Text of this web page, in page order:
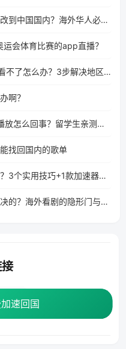
在美国用百合网怎么把定位修改到中国国内？海外华人必备的回国加速指南
会体育比赛的app直播？
海外党必看：CCTV视频海外看不了怎么办？3步解决地区限制+追剧自由
啊？
在国外QQ音乐因为版权无法播放怎么回事？留学生亲测有效的解决办法
找回国内的歌单
在国外用上游新闻很卡怎么办？3个实用技巧+1款加速器解决海外看国内内容难题
手机西瓜视频地区限制怎么解决的？海外看剧的隐形门与钥匙
速回国
速回国